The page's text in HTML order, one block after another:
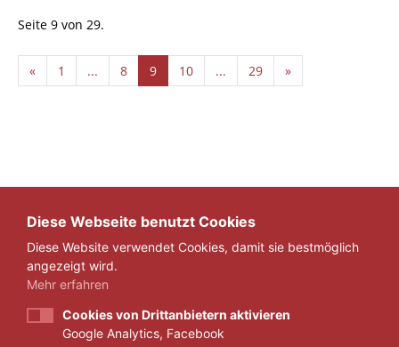
Seite 9 von 29.
« 1 ... 8 9 10 ... 29 »
Diese Webseite benutzt Cookies
Diese Website verwendet Cookies, damit sie bestmöglich
angezeigt wird.
Mehr erfahren
Cookies von Drittanbietern aktivieren
Google Analytics, Facebook